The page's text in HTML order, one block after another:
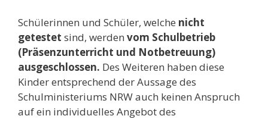
Schülerinnen und Schüler, welche nicht
getestet sind, werden vom Schulbetrieb
(Präsenzunterricht und Notbetreuung)
ausgeschlossen. Des Weiteren haben diese
Kinder entsprechend der Aussage des
Schulministeriums NRW auch keinen Anspruch
auf ein individuelles Angebot des